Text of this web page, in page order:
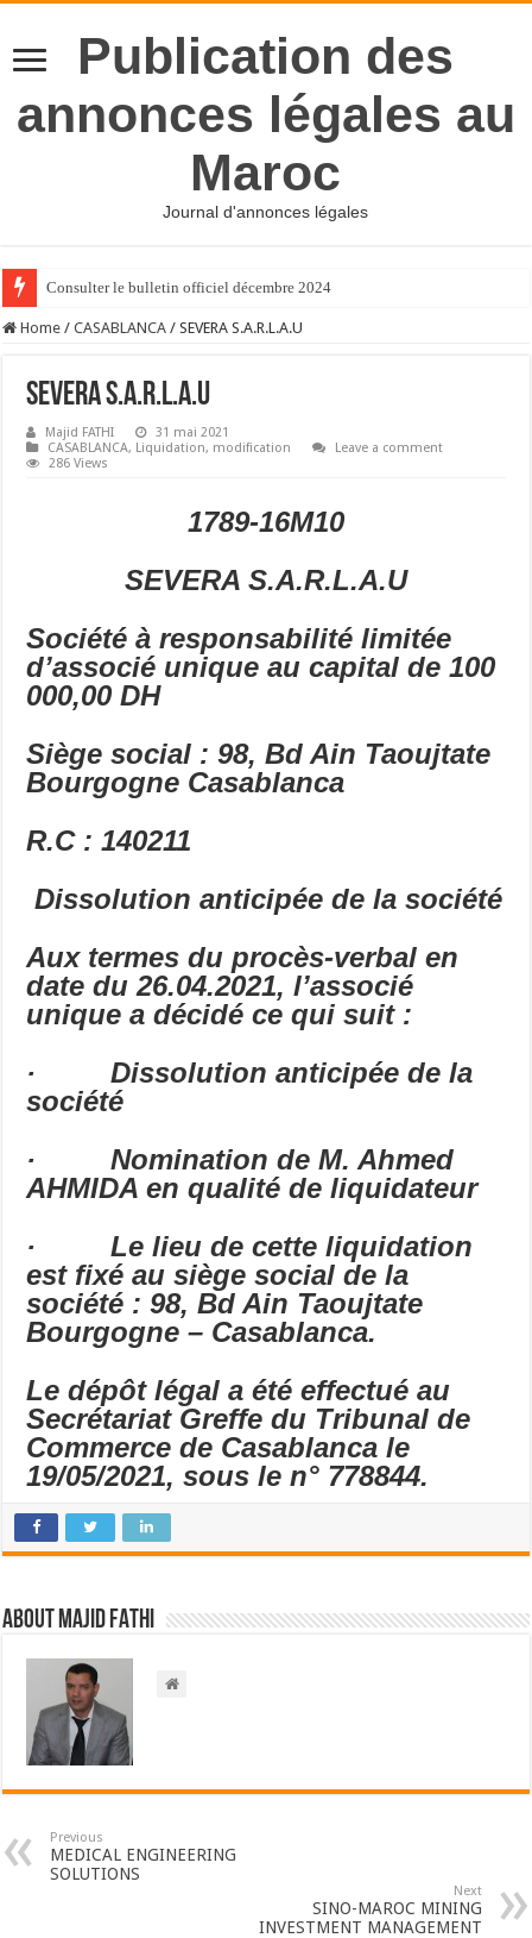
Publication des
annonces légales au
Maroc
Journal d'annonces légales
Consulter le bulletin officiel décembre 2024
Home / CASABLANCA / SEVERA S.A.R.L.A.U
SEVERA S.A.R.L.A.U
Majid FATHI
31 mai 2021
CASABLANCA, Liquidation, modification
Leave a comment
286 Views
1789-16M10
SEVERA S.A.R.L.A.U
Société à responsabilité limitée
d’associé unique au capital de 100
000,00 DH
Siège social : 98, Bd Ain Taoujtate
Bourgogne Casablanca
R.C : 140211
Dissolution anticipée de la société
Aux termes du procès-verbal en
date du 26.04.2021, l’associé
unique a décidé ce qui suit :
·
Dissolution anticipée de la
société
·
Nomination de M. Ahmed
AHMIDA en qualité de liquidateur
·
Le lieu de cette liquidation
est fixé au siège social de la
société : 98, Bd Ain Taoujtate
Bourgogne – Casablanca.
Le dépôt légal a été effectué au
Secrétariat Greffe du Tribunal de
Commerce de Casablanca le
19/05/2021, sous le n° 778844.
About Majid FATHI
Previous
MEDICAL ENGINEERING
SOLUTIONS
Next
SINO-MAROC MINING
INVESTMENT MANAGEMENT